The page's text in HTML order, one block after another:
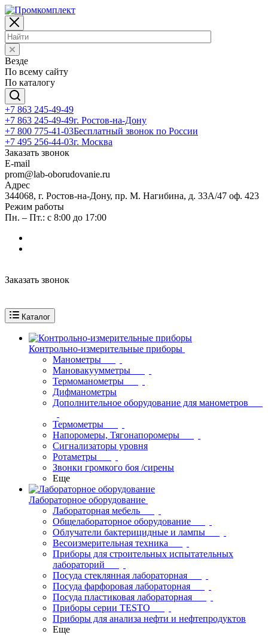
Везде
По всему сайту
По каталогу
+7 863 245-49-49
+7 863 245-49-49г. Ростов-на-Дону
+7 800 775-41-03Бесплатный звонок по России
+7 495 256-44-03г. Москва
Заказать звонок
E-mail
prom@lab-oborudovanie.ru
Адрес
344068, г. Ростов-на-Дону, пр. М. Нагибина, д. 33А/47 оф. 423
Режим работы
Пн. – Пт.: с 8:00 до 17:00
Заказать звонок
Каталог
Контрольно-измерительные приборы
Манометры
Мановакуумметры
Термоманометры
Дифманометры
Дополнительное оборудование для манометров
Термометры
Напоромеры, Тягонапоромеры
Сигнализаторы уровня
Ротаметры
Звонки громкого боя /сирены
Еще
Лабораторное оборудование
Лабораторная мебель
Общелабораторное оборудование
Облучатели бактерицидные и лампы
Весоизмерительная техника
Приборы для строительных испытательных
лабораторий
Посуда стеклянная лабораторная
Посуда фарфоровая лабораторная
Посуда пластиковая лабораторная
Приборы серии TESTO
Приборы для анализа нефти и нефтепродуктов
Еще